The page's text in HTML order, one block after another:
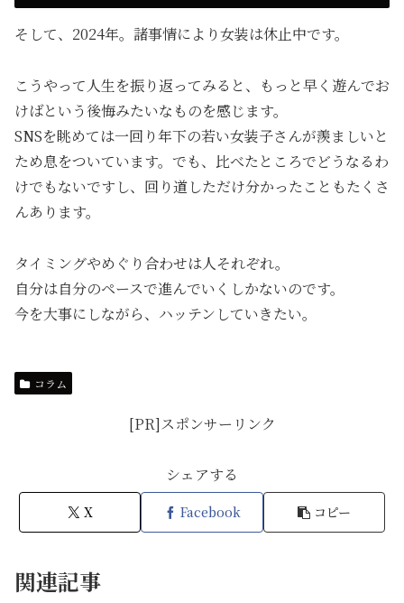
そして、2024年。諸事情により女装は休止中です。
こうやって人生を振り返ってみると、もっと早く遊んでお
けばという後悔みたいなものを感じます。
SNSを眺めては一回り年下の若い女装子さんが羨ましいと
ため息をついています。でも、比べたところでどうなるわ
けでもないですし、回り道しただけ分かったこともたくさ
んあります。
タイミングやめぐり合わせは人それぞれ。
自分は自分のペースで進んでいくしかないのです。
今を大事にしながら、ハッテンしていきたい。
コラム
[PR]スポンサーリンク
シェアする
X Facebook コピー
関連記事